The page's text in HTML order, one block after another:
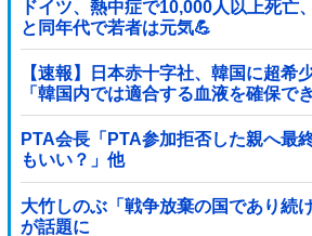
ドイツ、熱中症で10,000人以上死亡
と同年代で若者は元気💪
【速報】日本赤十字社、韓国に超希
「韓国内では適合する血液を確保で
で4回目
PTA会長「PTA参加拒否した親へ最
もいい？」他
大竹しのぶ「戦争放棄の国であり続
が話題に